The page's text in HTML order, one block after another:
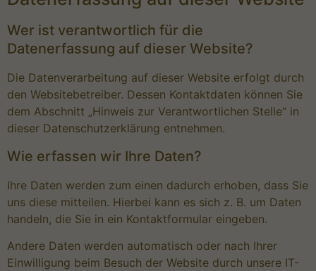
Wer ist verantwortlich für die
Datenerfassung auf dieser Website?
Die Datenverarbeitung auf dieser Website erfolgt durch
den Websitebetreiber. Dessen Kontaktdaten können Sie
dem Abschnitt „Hinweis zur Verantwortlichen Stelle“ in
dieser Datenschutzerklärung entnehmen.
Wie erfassen wir Ihre Daten?
Ihre Daten werden zum einen dadurch erhoben, dass Sie
uns diese mitteilen. Hierbei kann es sich z. B. um Daten
handeln, die Sie in ein Kontaktformular eingeben.
Andere Daten werden automatisch oder nach Ihrer
Einwilligung beim Besuch der Website durch unsere IT-